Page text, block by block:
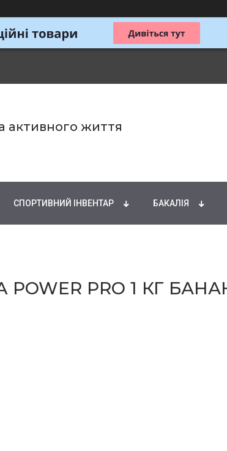
активного життя
СПОРТИВНИЙ ІНВЕНТАР БАКАЛІЯ
POWER PRO 1 КГ